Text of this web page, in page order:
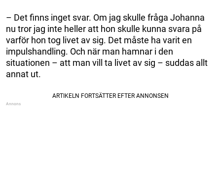
– Det finns inget svar. Om jag skulle fråga Johanna
nu tror jag inte heller att hon skulle kunna svara på
varför hon tog livet av sig. Det måste ha varit en
impulshandling. Och när man hamnar i den
situationen – att man vill ta livet av sig – suddas allt
annat ut.